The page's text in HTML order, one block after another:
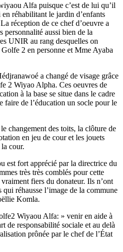
Alfa puisque c’est de lui qu’il
réhabilitant le jardin d’enfants
réception de ce chef d’oeuvre a
personnalité aussi bien de la
UNIR au rang desquelles on
2 en personne et Mme Ayaba
a changé de visage grâce
2 Wiyao Alpha. Ces oeuvres de
à la base se situe dans le cadre
faire de l’éducation un socle pour le
changement des toits, la clôture de
en jeu de cour et les jouets
cour.
est fort apprécié par la directrice du
très très comblés pour cette
fiers du donateur. Ils n’ont
réhausse l’image de la commune
Komla.
Wiyaou Alfa: » venir en aide à
de responsabilité sociale et au delà
prônée par le chef de l’État